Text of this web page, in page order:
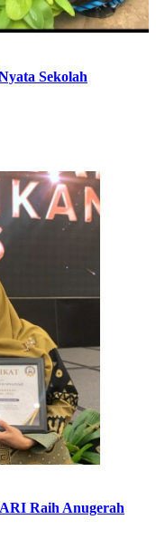
Sekolah
Raih Anugerah